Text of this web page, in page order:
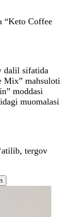
“Keto Coffee
dalil sifatida
Mix” mahsuloti
moddasi
muomalasi
tergov